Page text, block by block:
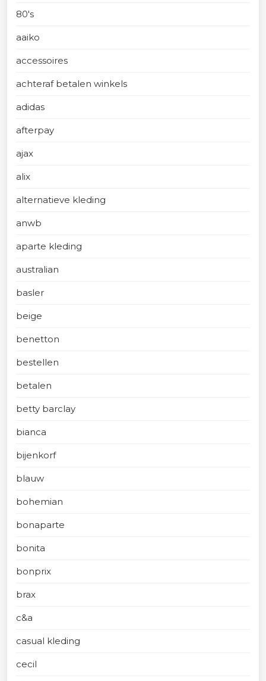
80's
aaiko
accessoires
achteraf betalen winkels
adidas
afterpay
ajax
alix
alternatieve kleding
anwb
aparte kleding
australian
basler
beige
benetton
bestellen
betalen
betty barclay
bianca
bijenkorf
blauw
bohemian
bonaparte
bonita
bonprix
brax
c&a
casual kleding
cecil